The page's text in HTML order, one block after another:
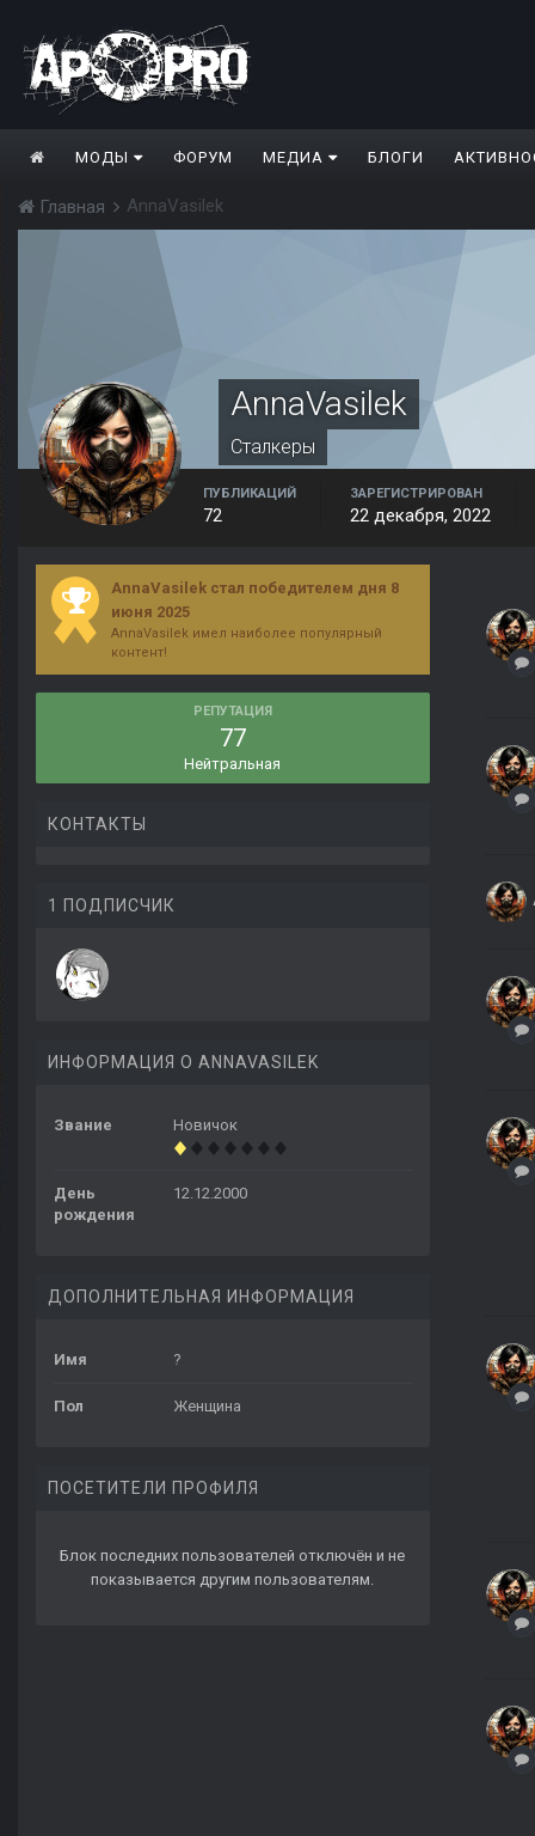
МОДЫ ФОРУМ МЕДИА БЛОГИ
Главная AnnaVasilek
AnnaVasilek
Сталкеры
ПУБЛИКАЦИЙ
72
ЗАРЕГИСТРИРОВАН
22 декабря, 2022
AnnaVasilek стал победителем дня 8
июня 2025
AnnaVasilek имел наиболее популярный
контент!
РЕПУТАЦИЯ
77
Нейтральная
КОНТАКТЫ
1 ПОДПИСЧИК
ИНФОРМАЦИЯ О ANNAVASILEK
Звание Новичок
День
рождения
12.12.2000
ДОПОЛНИТЕЛЬНАЯ ИНФОРМАЦИЯ
Имя ?
Пол Женщина
ПОСЕТИТЕЛИ ПРОФИЛЯ
Блок последних пользователей отключён и не
показывается другим пользователям.